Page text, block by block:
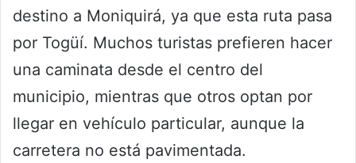
destino a Moniquirá, ya que esta ruta pasa
por Togüí. Muchos turistas prefieren hacer
una caminata desde el centro del
municipio, mientras que otros optan por
llegar en vehículo particular, aunque la
carretera no está pavimentada.